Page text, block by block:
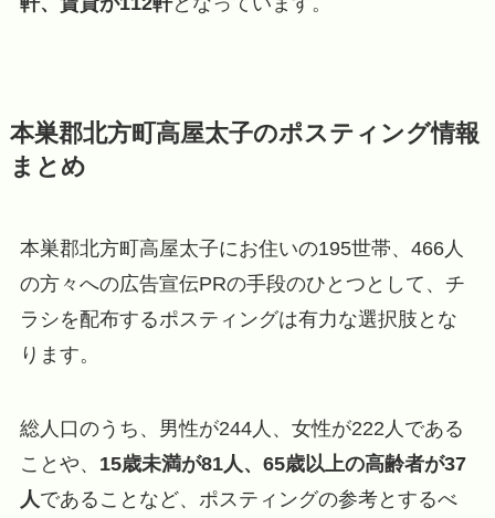
本巣郡北方町高屋太子のポスティング情報
まとめ
本巣郡北方町高屋太子にお住いの195世帯、466人
の方々への広告宣伝PRの手段のひとつとして、チ
ラシを配布するポスティングは有力な選択肢とな
ります。
総人口のうち、男性が244人、女性が222人である
ことや、 15歳未満が81人、65歳以上の高齢者が37
人であることなど、ポスティングの参考とするべ